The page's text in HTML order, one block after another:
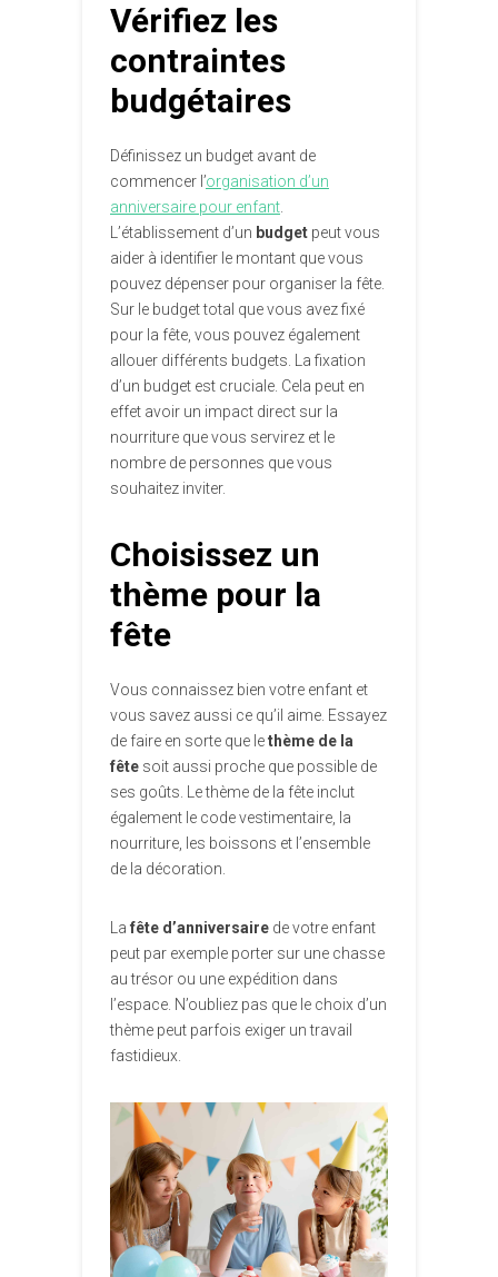
Vérifiez les
contraintes
budgétaires
Définissez un budget avant de
commencer l’organisation d’un
anniversaire pour enfant
L’établissement d’un budget peut vous
aider à identifier le montant que vous
pouvez dépenser pour organiser la fête.
Sur le budget total que vous avez fixé
pour la fête, vous pouvez également
allouer différents budgets. La fixation
d’un budget est cruciale. Cela peut en
effet avoir un impact direct sur la
nourriture que vous servirez et le
nombre de personnes que vous
souhaitez inviter.
Choisissez un
thème pour la
fête
Vous connaissez bien votre enfant et
vous savez aussi ce qu’il aime. Essayez
de faire en sorte que lethème de la
fête soit aussi proche que possible de
ses goûts. Le thème de la fête inclut
également le code vestimentaire, la
nourriture, les boissons et l’ensemble
de la décoration.
La fête d’anniversaire de votre enfant
peut par exemple porter sur une chasse
au trésor ou une expédition dans
l’espace. N’oubliez pas que le choix d’un
thème peut parfois exiger un travail
fastidieux.